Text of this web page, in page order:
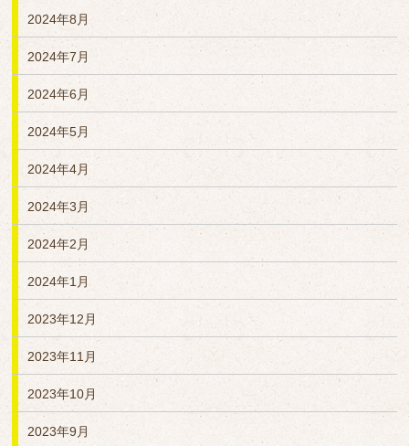
2024年8月
2024年7月
2024年6月
2024年5月
2024年4月
2024年3月
2024年2月
2024年1月
2023年12月
2023年11月
2023年10月
2023年9月